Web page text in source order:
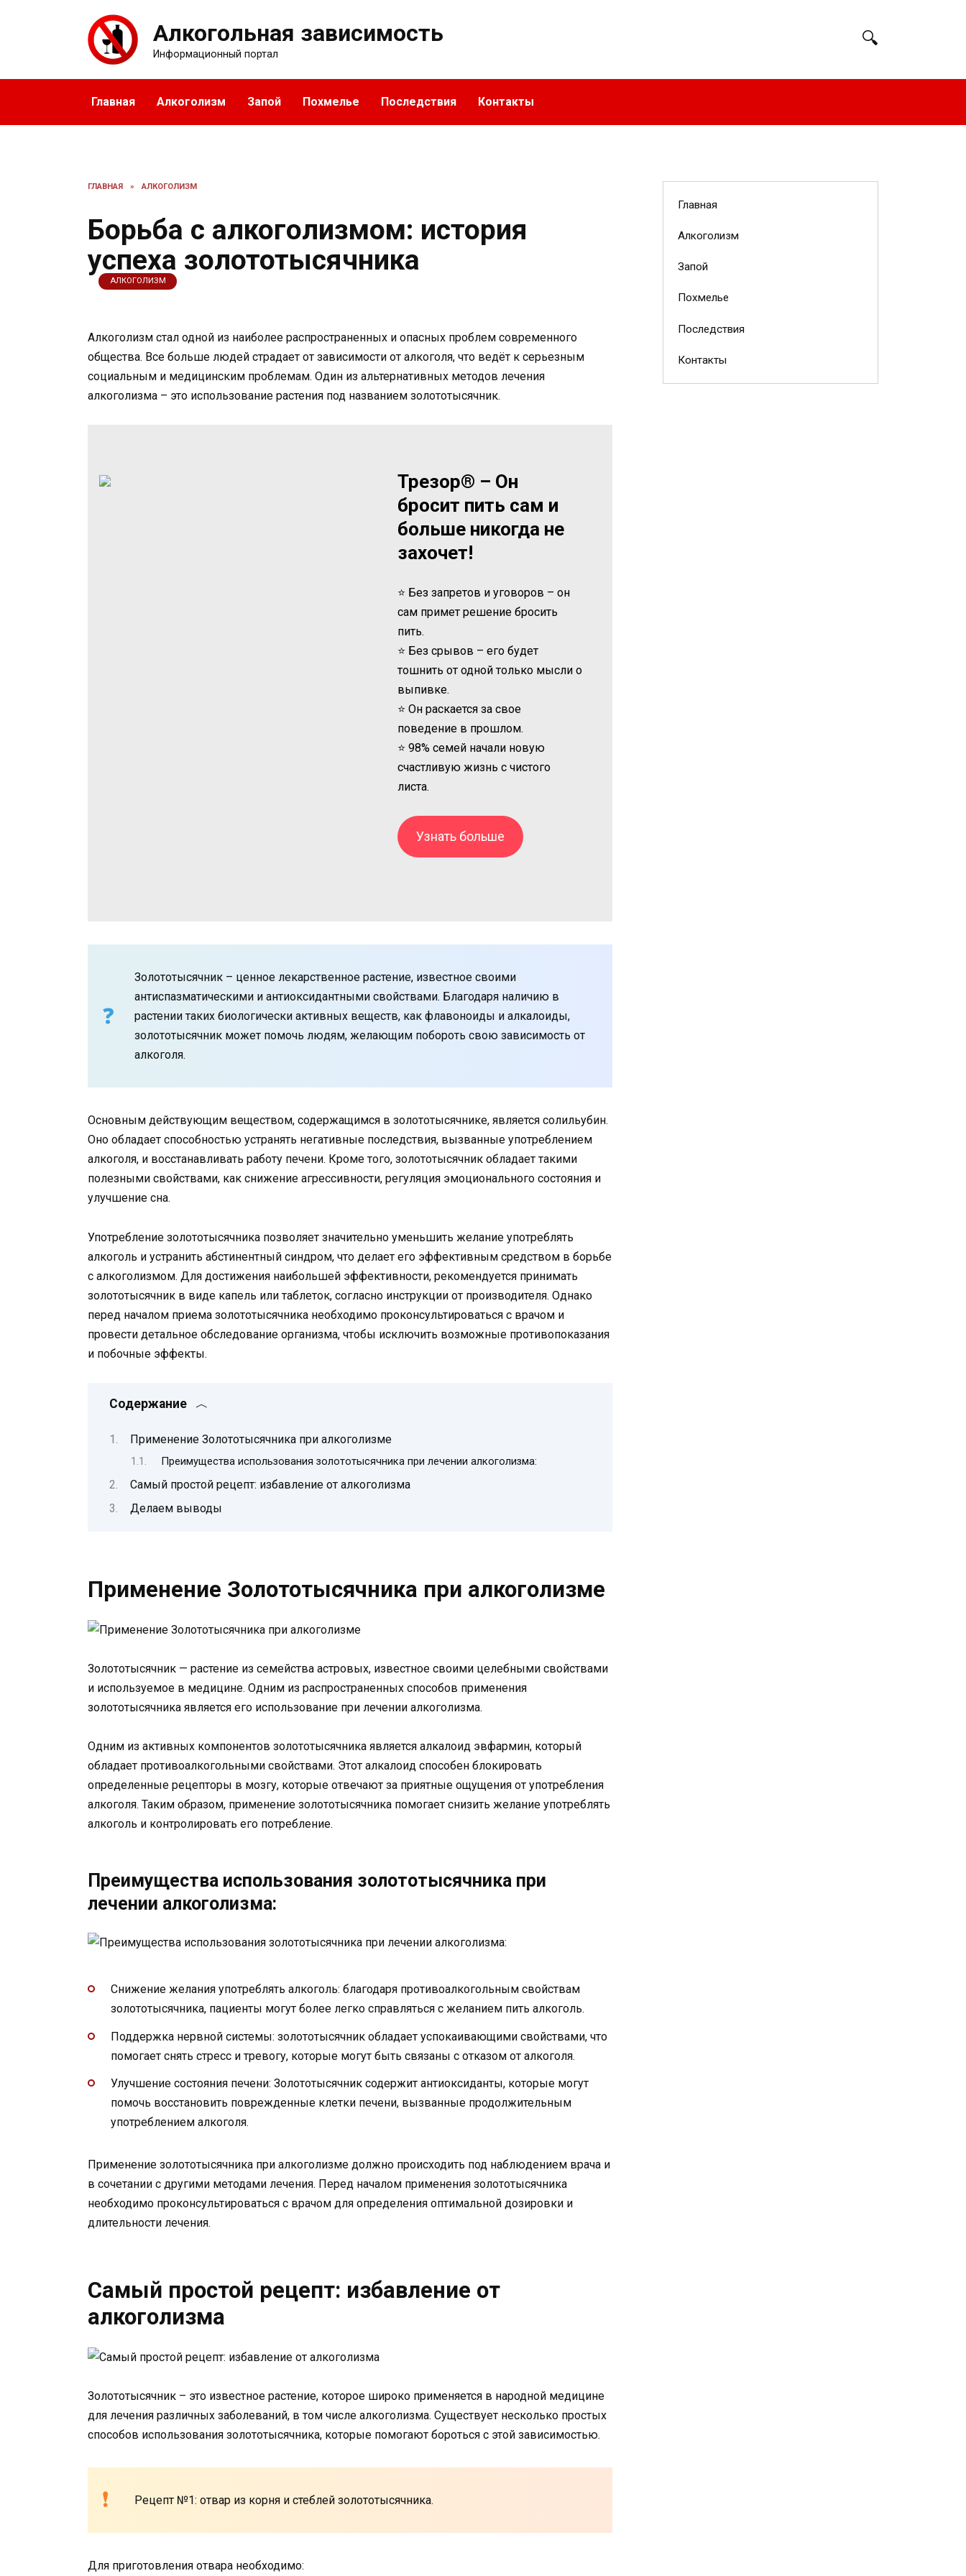
Алкогольная зависимость
Информационный портал
Главная Алкоголизм Запой Похмелье Последствия Контакты
ГЛАВНАЯ » АЛКОГОЛИЗМ
Борьба с алкоголизмом: история
успеха золототысячника
АЛКОГОЛИЗМ
Алкоголизм стал одной из наиболее распространенных и опасных проблем современного
общества. Все больше людей страдает от зависимости от алкоголя, что ведёт к серьезным
социальным и медицинским проблемам. Один из альтернативных методов лечения
алкоголизма – это использование растения под названием золототысячник.
Трезор® – Он
бросит пить сам и
больше никогда не
захочет!
⭐ Без запретов и уговоров – он
сам примет решение бросить
пить.
⭐ Без срывов – его будет
тошнить от одной только мысли о
выпивке.
⭐ Он раскается за свое
поведение в прошлом.
⭐ 98% семей начали новую
счастливую жизнь с чистого
листа.
Узнать больше
Золототысячник – ценное лекарственное растение, известное своими
антиспазматическими и антиоксидантными свойствами. Благодаря наличию в
растении таких биологически активных веществ, как флавоноиды и алкалоиды,
золототысячник может помочь людям, желающим побороть свою зависимость от
алкоголя.
Основным действующим веществом, содержащимся в золототысячнике, является солильубин.
Оно обладает способностью устранять негативные последствия, вызванные употреблением
алкоголя, и восстанавливать работу печени. Кроме того, золототысячник обладает такими
полезными свойствами, как снижение агрессивности, регуляция эмоционального состояния и
улучшение сна.
Употребление золототысячника позволяет значительно уменьшить желание употреблять
алкоголь и устранить абстинентный синдром, что делает его эффективным средством в борьбе
с алкоголизмом. Для достижения наибольшей эффективности, рекомендуется принимать
золототысячник в виде капель или таблеток, согласно инструкции от производителя. Однако
перед началом приема золототысячника необходимо проконсультироваться с врачом и
провести детальное обследование организма, чтобы исключить возможные противопоказания
и побочные эффекты.
Содержание
Применение Золототысячника при алкоголизме
Преимущества использования золототысячника при лечении алкоголизма:
Самый простой рецепт: избавление от алкоголизма
Делаем выводы
Применение Золототысячника при алкоголизме
Золототысячник — растение из семейства астровых, известное своими целебными свойствами
и используемое в медицине. Одним из распространенных способов применения
золототысячника является его использование при лечении алкоголизма.
Одним из активных компонентов золототысячника является алкалоид эвфармин, который
обладает противоалкогольными свойствами. Этот алкалоид способен блокировать
определенные рецепторы в мозгу, которые отвечают за приятные ощущения от употребления
алкоголя. Таким образом, применение золототысячника помогает снизить желание употреблять
алкоголь и контролировать его потребление.
Преимущества использования золототысячника при
лечении алкоголизма:
Снижение желания употреблять алкоголь: благодаря противоалкогольным свойствам
золототысячника, пациенты могут более легко справляться с желанием пить алкоголь.
Поддержка нервной системы: золототысячник обладает успокаивающими свойствами, что
помогает снять стресс и тревогу, которые могут быть связаны с отказом от алкоголя.
Улучшение состояния печени: Золототысячник содержит антиоксиданты, которые могут
помочь восстановить поврежденные клетки печени, вызванные продолжительным
употреблением алкоголя.
Применение золототысячника при алкоголизме должно происходить под наблюдением врача и
в сочетании с другими методами лечения. Перед началом применения золототысячника
необходимо проконсультироваться с врачом для определения оптимальной дозировки и
длительности лечения.
Самый простой рецепт: избавление от
алкоголизма
Золототысячник – это известное растение, которое широко применяется в народной медицине
для лечения различных заболеваний, в том числе алкоголизма. Существует несколько простых
способов использования золототысячника, которые помогают бороться с этой зависимостью.
Рецепт №1: отвар из корня и стеблей золототысячника.
Для приготовления отвара необходимо:
Главная
Алкоголизм
Запой
Похмелье
Последствия
Контакты